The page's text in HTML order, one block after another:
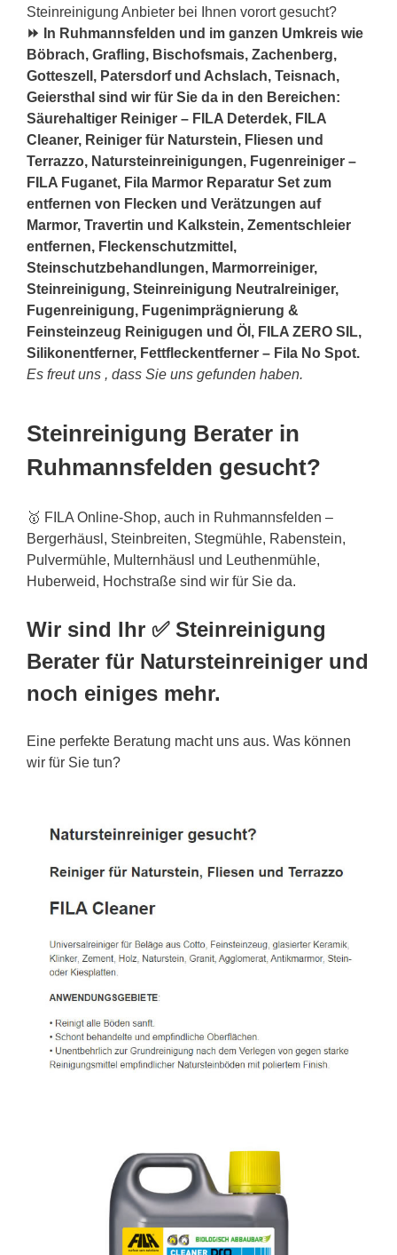
Steinreinigung Anbieter bei Ihnen vorort gesucht?
⏩ In Ruhmannsfelden und im ganzen Umkreis wie
Böbrach, Grafling, Bischofsmais, Zachenberg,
Gotteszell, Patersdorf und Achslach, Teisnach,
Geiersthal sind wir für Sie da in den Bereichen:
Säurehaltiger Reiniger – FILA Deterdek, FILA
Cleaner, Reiniger für Naturstein, Fliesen und
Terrazzo, Natursteinreinigungen, Fugenreiniger –
FILA Fuganet, Fila Marmor Reparatur Set zum
entfernen von Flecken und Verätzungen auf
Marmor, Travertin und Kalkstein, Zementschleier
entfernen, Fleckenschutzmittel,
Steinschutzbehandlungen, Marmorreiniger,
Steinreinigung, Steinreinigung Neutralreiniger,
Fugenreinigung, Fugenimprägnierung &
Feinsteinzeug Reinigugen und Öl, FILA ZERO SIL,
Silikonentferner, Fettfleckentferner – Fila No Spot.
Es freut uns , dass Sie uns gefunden haben.
Steinreinigung Berater in
Ruhmannsfelden gesucht?
🥇 FILA Online-Shop, auch in Ruhmannsfelden –
Bergerhäusl, Steinbreiten, Stegmühle, Rabenstein,
Pulvermühle, Multernhäusl und Leuthenmühle,
Huberweid, Hochstraße sind wir für Sie da.
Wir sind Ihr ✅ Steinreinigung
Berater für Natursteinreiniger und
noch einiges mehr.
Eine perfekte Beratung macht uns aus. Was können
wir für Sie tun?